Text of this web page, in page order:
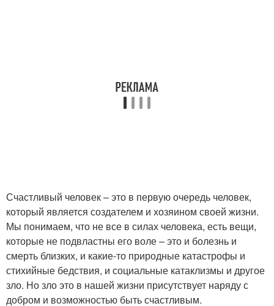
Счастливый человек – это в первую очередь человек,
который является создателем и хозяином своей жизни.
Мы понимаем, что не все в силах человека, есть вещи,
которые не подвластны его воле – это и болезнь и
смерть близких, и какие-то природные катастрофы и
стихийные бедствия, и социальные катаклизмы и другое
зло. Но зло это в нашей жизни присутствует наряду с
добром и возможностью быть счастливым.